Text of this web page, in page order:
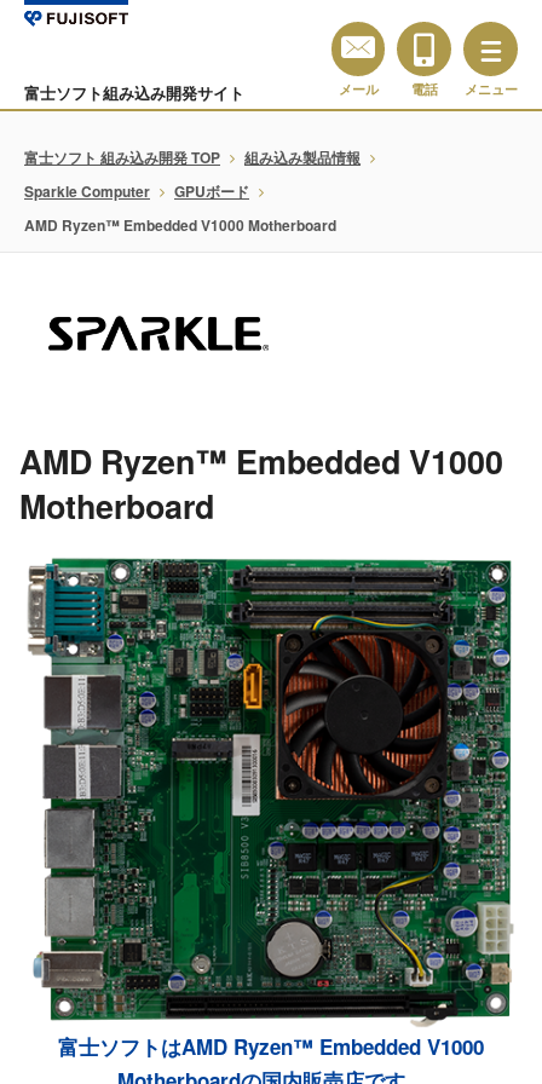
富士ソフト組み込み開発サイト メール 電話 メニュー
富士ソフト 組み込み開発 TOP
組み込み製品情報
Sparkle Computer
GPUボード
AMD Ryzen™ Embedded V1000 Motherboard
AMD Ryzen™ Embedded V1000
Motherboard
富士ソフトはAMD Ryzen™ Embedded V1000